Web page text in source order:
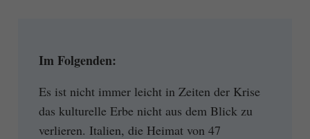
Im Folgenden:
Es ist nicht immer leicht in Zeiten der Krise
das kulturelle Erbe nicht aus dem Blick zu
verlieren. Italien, die Heimat von 47